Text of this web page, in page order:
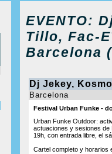
EVENTO:
Tillo, Fac-
Barcelona
Dj Jekey,
Barcelona
Festival Urban Funke -
Urban Funke Outdoor:
actuaciones y sesiones de
19h, con entrada libre, el
Cartel completo y horarios